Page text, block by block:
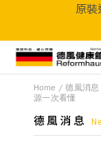
原
熱門搜尋
Home 德風消息
源一次看懂
德風消息
促銷專區
人氣商品